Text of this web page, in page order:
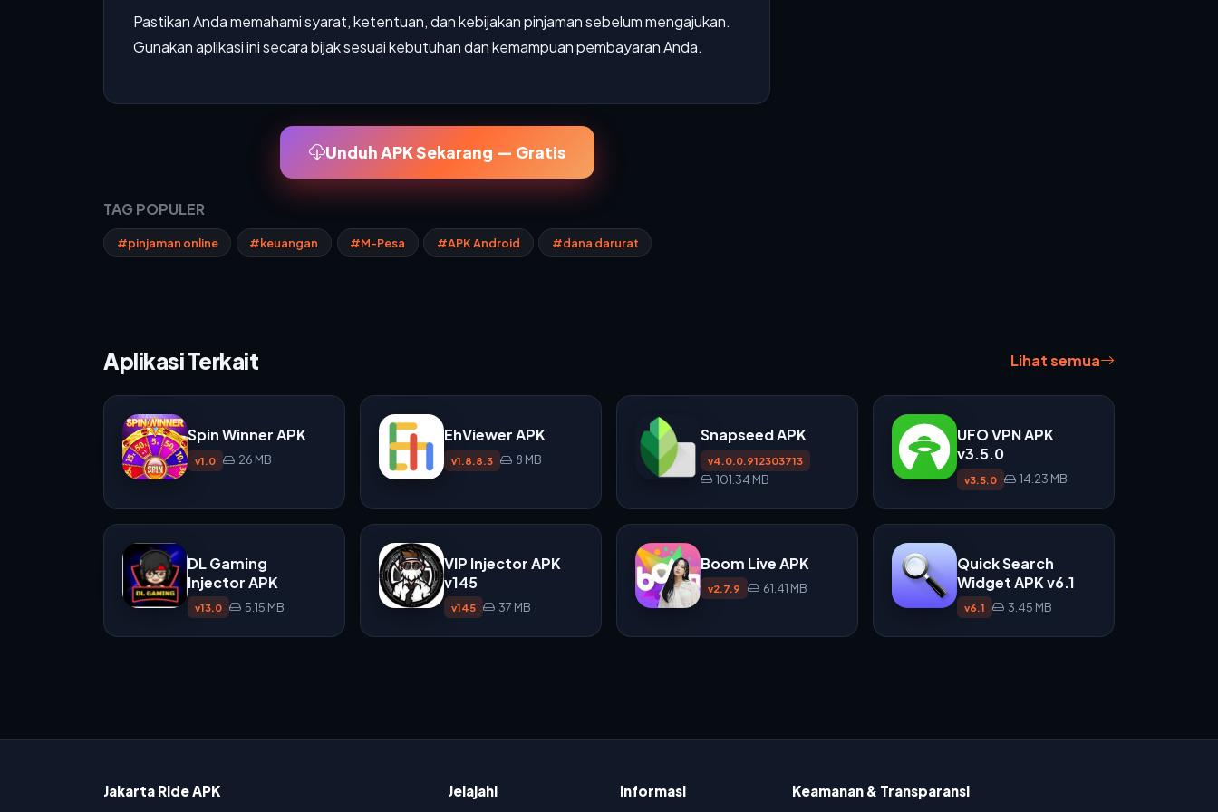
Pastikan Anda memahami syarat, ketentuan, dan kebijakan pinjaman sebelum mengajukan.
Gunakan aplikasi ini secara bijak sesuai kebutuhan dan kemampuan pembayaran Anda.
Unduh APK Sekarang — Gratis
TAG POPULER
#pinjaman online #keuangan #M-Pesa #APK Android #dana darurat
Aplikasi Terkait Lihat semua
Spin Winner APK
v1.0 26 MB
EhViewer APK
v1.8.8.3 8 MB
Snapseed APK
v4.0.0.912303713
101.34 MB
UFO VPN APK
v3.5.0
v3.5.0 14.23 MB
DL Gaming
Injector APK
v13.0 5.15 MB
VIP Injector APK
v145
v145 37 MB
Boom Live APK
v2.7.9 61.41 MB
Quick Search
Widget APK v6.1
v6.1 3.45 MB
Jakarta Ride APK Jelajahi Informasi Keamanan & Transparansi